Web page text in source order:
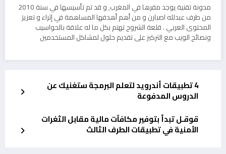
مدونة تقنية يوجد مقرها في المغرب, و قد تم تأسيسها في سنة 2010
من طرف عبدلله اصبارن و من أهم أهدفها المساهمة في إثراء و تعزيز
المحتوى العربي . قلعة الشروح تهتم بكل ما له علاقة بالحواسيب
ونصائح الويب مع التركيز على تقديم حلول لمشاكل المستخدمين
4 تطبيقات أندرويد لتعلم البرمجة ستغنيك عن
الدروس المدفوعة
قوقـل تبدأ بتوفير مكافآت مالية مقابل الثغرات
الأمنية في تطبيقات الطرف الثالث